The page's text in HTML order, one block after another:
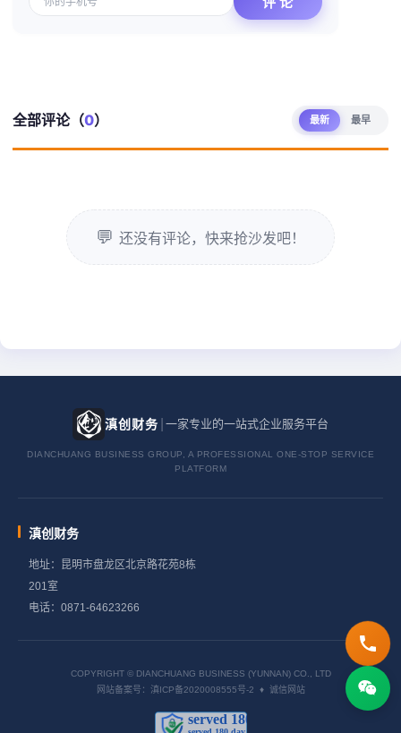
全部评论（0） 最新 最早
还没有评论，快来抢沙发吧！
滇创财务 一家专业的一站式企业服务平台
DIANCHUANG BUSINESS GROUP, A PROFESSIONAL ONE-STOP SERVICE
PLATFORM
滇创财务
地址：昆明市盘龙区北京路花苑8栋
201室
电话：0871-64623266
COPYRIGHT © DIANCHUANG BUSINESS (YUNNAN) CO., LTD
网站备案号：滇ICP备2020008555号-2 ♦ 诚信网站